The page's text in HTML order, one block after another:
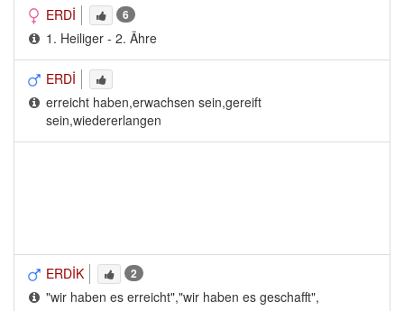
ERDİ 6
1. Heiliger - 2. Ähre
ERDİ
erreicht haben,erwachsen sein,gereift
sein,wiedererlangen
ERDİK 2
"wir haben es erreicht","wir haben es geschafft",